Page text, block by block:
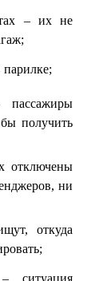
– их не
парилке;
получить
отключены
ни
откуда
ситуация